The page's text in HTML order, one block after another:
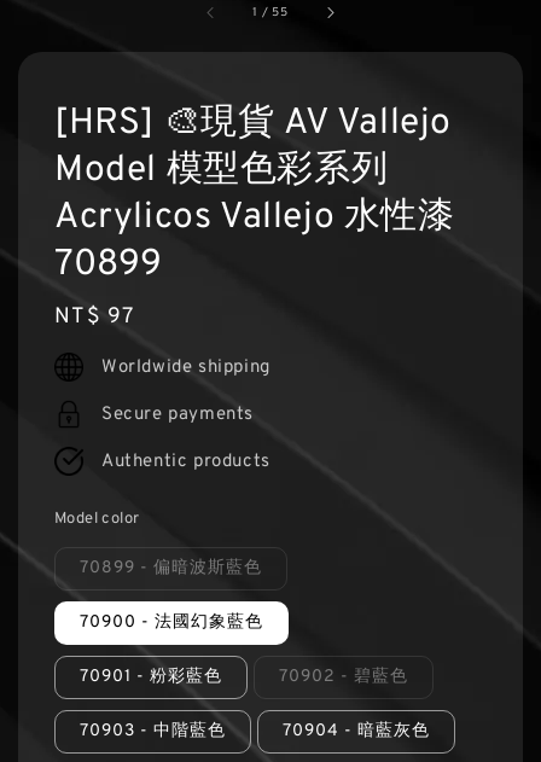
1 /55
[HRS] 🎨現貨 AV Vallejo
Model 模型色彩系列
Acrylicos Vallejo 水性漆
70899
Regular
price
NT$ 97
Worldwide shipping
Secure payments
Authentic products
Model color
70899 - 偏暗波斯藍色
70900 - 法國幻象藍色
70901 - 粉彩藍色 70902 - 碧藍色
70903 - 中階藍色 70904 - 暗藍灰色